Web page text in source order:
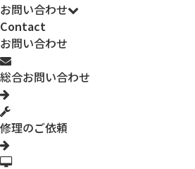
お問い合わせ
Contact
お問い合わせ
総合お問い合わせ
修理のご依頼